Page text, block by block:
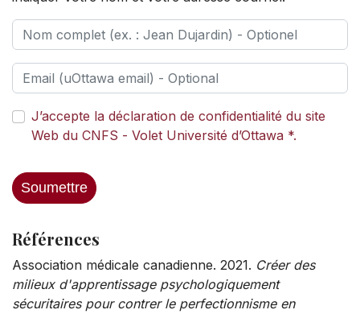
J’accepte la déclaration de confidentialité du site
Web du CNFS - Volet Université d’Ottawa *.
Soumettre
Références
Association médicale canadienne. 2021. Créer des
milieux d'apprentissage psychologiquement
sécuritaires pour contrer le perfectionnisme en